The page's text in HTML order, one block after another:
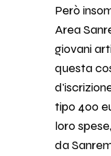
Però
Area
giovani
questa
tipo 400
loro
da